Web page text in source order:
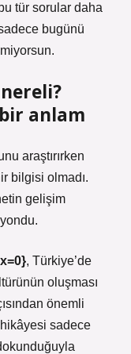
tür sorular daha
bugünü
anlam
araştırırken
bilgisi olmadı.
gelişim
, Türkiye’de
oluşması
önemli
sadece